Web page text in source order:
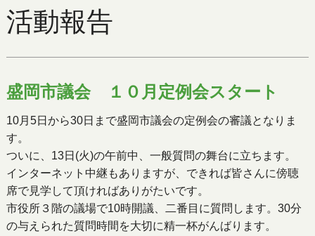
活動報告
盛岡市議会 １０月定例会スタート
10月5日から30日まで盛岡市議会の定例会の審議となりま
す。
ついに、13日(火)の午前中、一般質問の舞台に立ちます。
インターネット中継もありますが、できれば皆さんに傍聴
席で見学して頂ければありがたいです。
市役所３階の議場で10時開議、二番目に質問します。30分
の与えられた質問時間を大切に精一杯がんばります。